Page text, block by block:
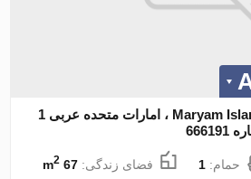
آپارتمان در Maryam Island، Sharjah ، امارات متحده عربی 1
حمام:1 فضای زندگی:67 m
2